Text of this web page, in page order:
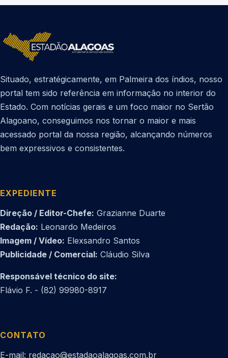
Situado, estratégicamente, em Palmeira dos índios, nosso
portal tem sido referência em informação no interior do
Estado. Com notícias gerais e um foco maior no Sertão
Alagoano, conseguimos nos tornar o maior e mais
acessado portal da nossa região, alcançando números
bem expressivos e consistentes.
EXPEDIENTE
Direção / Editor-Chefe: Grazianne Duarte
Redação: Leonardo Medeiros
Imagem / Vídeo: Elexsandro Santos
Publicidade / Comercial: Cláudio Silva
Responsável técnico do site:
Flávio F. - (82) 99980-8917
CONTATO
E-mail: redacao@estadaoalagoas.com.br